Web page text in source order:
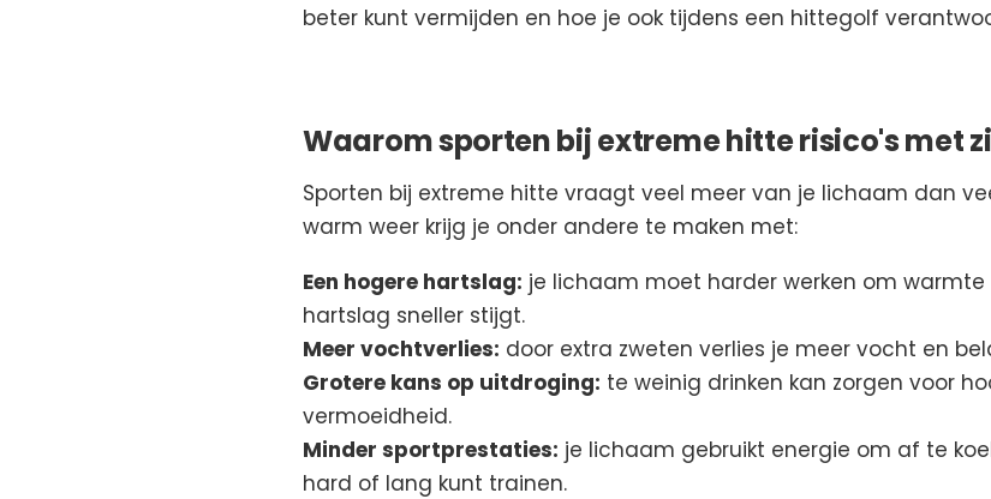
beter kunt vermijden en hoe je ook tijdens een hittegolf
Waarom sporten bij extreme hitte risico's met
Sporten bij extreme hitte vraagt veel meer van je lichaam dan
warm weer krijg je onder andere te maken met:
Een hogere hartslag: je lichaam moet harder werken om
hartslag sneller stijgt.
Meer vochtverlies: door extra zweten verlies je meer vocht en
Grotere kans op uitdroging: te weinig drinken kan zorgen voor
vermoeidheid.
Minder sportprestaties: je lichaam gebruikt energie om af te
hard of lang kunt trainen.